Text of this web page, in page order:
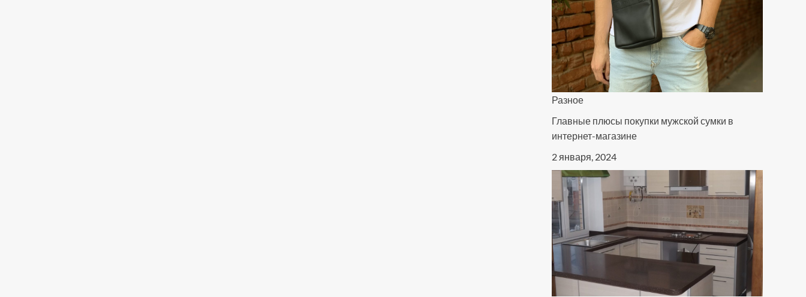
Разное
Главные плюсы покупки мужской сумки в
интернет-магазине
2 января, 2024